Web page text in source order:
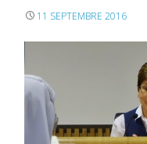
11 SEPTEMBRE 2016